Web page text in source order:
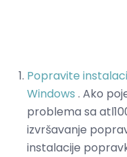
Popravite
Windows . Ako
problema sa
izvršavanje
instalacije